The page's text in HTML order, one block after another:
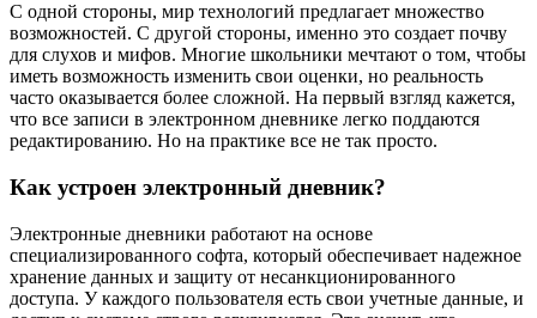
С одной стороны, мир технологий предлагает множество
возможностей. С другой стороны, именно это создает почву
для слухов и мифов. Многие школьники мечтают о том, чтобы
иметь возможность изменить свои оценки, но реальность
часто оказывается более сложной. На первый взгляд кажется,
что все записи в электронном дневнике легко поддаются
редактированию. Но на практике все не так просто.
Как устроен электронный дневник?
Электронные дневники работают на основе
специализированного софта, который обеспечивает надежное
хранение данных и защиту от несанкционированного
доступа. У каждого пользователя есть свои учетные данные, и